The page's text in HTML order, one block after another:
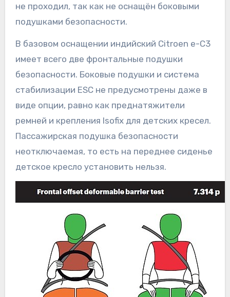
не проходил, так как не оснащён боковыми
подушками безопасности.
В базовом оснащении индийский Citroen e-C3
имеет всего две фронтальные подушки
безопасности. Боковые подушки и система
стабилизации ESC не предусмотрены даже в
виде опции, равно как преднатяжители
ремней и крепления Isofix для детских кресел.
Пассажирская подушка безопасности
неотключаемая, то есть на переднее сиденье
детское кресло установить нельзя.